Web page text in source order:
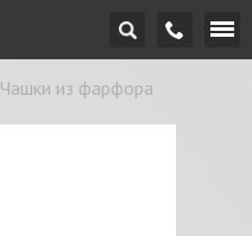
Чашки из фарфора